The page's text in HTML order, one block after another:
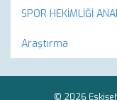
SPOR HEKİMLİĞİ
Araştırma
© 2026